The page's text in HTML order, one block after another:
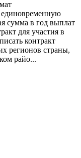
сумма в год выплат
для участия в
контракт
регионов страны,
райо...